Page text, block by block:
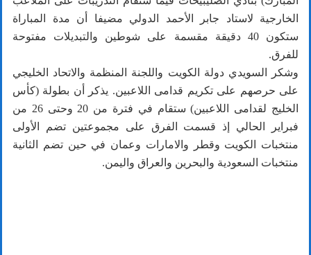
الخارجية لاستاد جابر الأحمد الدولي مضيفا أن مدة المباراة
ستكون 40 دقيقة مقسمة على شوطين والتبديلات مفتوحة
للفرق.
وشكر السويدي دولة الكويت واللجنة المنظمة والاتحاد الخليجي
على حرصهم على تكريم قدامى اللاعبين. يذكر أن بطولة (كأس
الخليج لقدامى اللاعبين) ستقام في فترة من 20 وحتى 26 من
فبراير الحالي إذ قسمت الفرق على مجموعتين تضم الأولى
منتخبات الكويت وقطر والامارات وعمان في حين تضم الثانية
منتخبات السعودية والبحرين والعراق واليمن.